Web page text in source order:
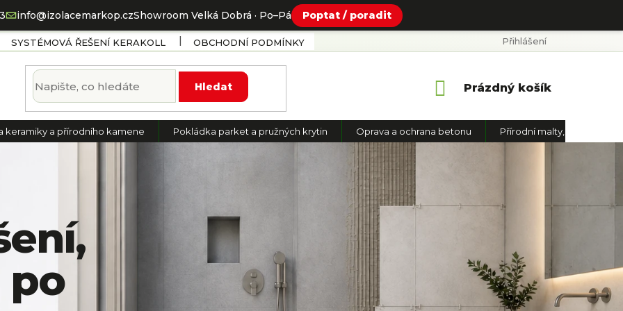
SYSTÉMOVÁ ŘEŠENÍ KERAKOLL OBCHODNÍ PODMÍNKY PODMÍNKY OCHRANY OSOBNÍCH ÚDAJŮ
Přihlášení
Hledat
Nákupní
Prázdný košík
keramiky a přírodního kamene Pokládka parket a pružných krytin Oprava a ochrana betonu Přírodní
po
info@izolacemarkop.czShowroom Velká Dobrá · Po–Pá Poptat / poradit